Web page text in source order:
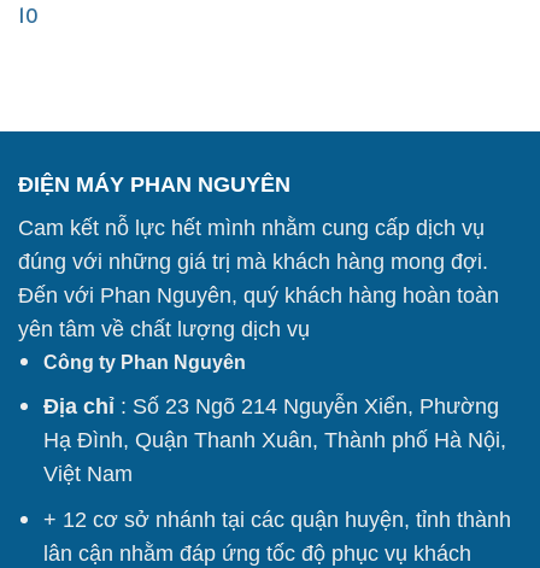
10
ĐIỆN MÁY PHAN NGUYÊN
Cam kết nỗ lực hết mình nhằm cung cấp dịch vụ
đúng với những giá trị mà khách hàng mong đợi.
Đến với Phan Nguyên, quý khách hàng hoàn toàn
yên tâm về chất lượng dịch vụ
Công ty Phan Nguyên
Địa chỉ : Số 23 Ngõ 214 Nguyễn Xiển, Phường
Hạ Đình, Quận Thanh Xuân, Thành phố Hà Nội,
Việt Nam
+ 12 cơ sở nhánh tại các quận huyện, tỉnh thành
lân cận nhằm đáp ứng tốc độ phục vụ khách